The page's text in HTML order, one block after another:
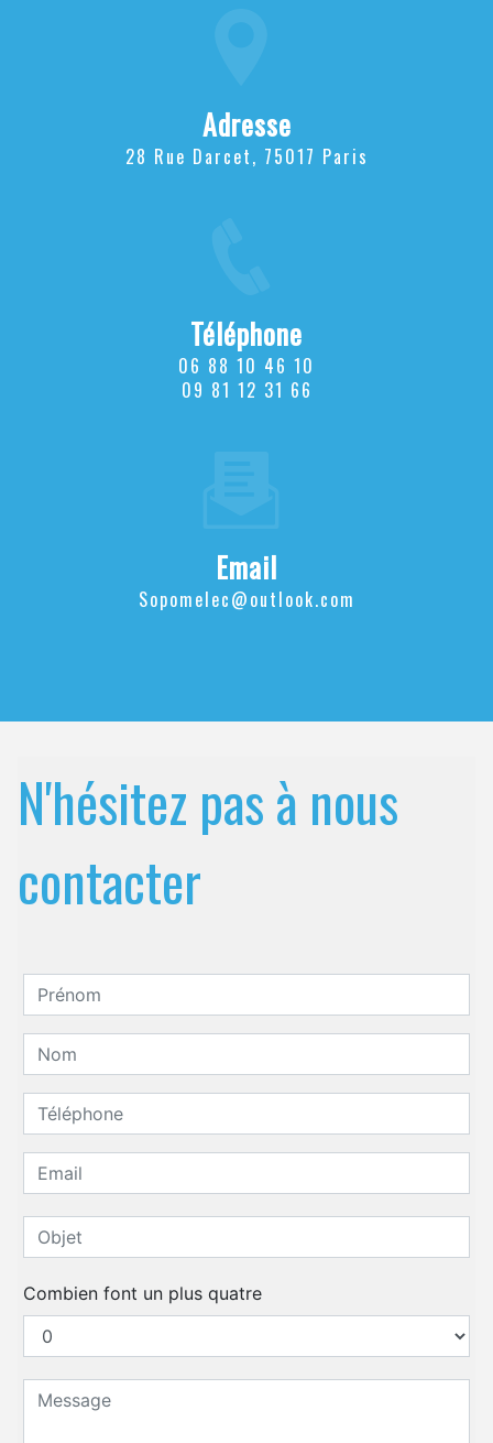
Adresse
28 Rue Darcet, 75017 Paris
Téléphone
06 88 10 46 10
09 81 12 31 66
Email
sopomelec@outlook.com
N'hésitez pas à nous
contacter
Combien font un plus quatre